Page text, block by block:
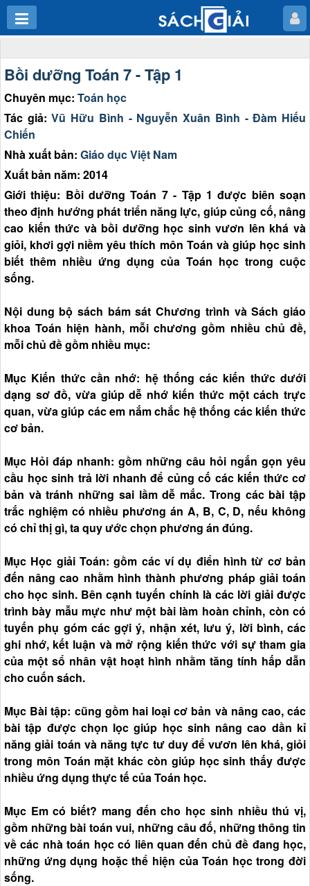
Bồi dưỡng Toán 7 - Tập 1
Chuyên mục: Toán học
Tác giả:Vũ Hữu Bình - Nguyễn Xuân Bình - Đàm Hiếu
Chiến
Nhà xuất bản: Giáo dục Việt Nam
Xuất bản năm: 2014
Giới thiệu: Bồi dưỡng Toán 7 - Tập 1 được biên soạn
theo định hướng phát triển năng lực, giúp củng cố, nâng
cao kiến thức và bồi dưỡng học sinh vươn lên khá và
giỏi, khơi gợi niềm yêu thích môn Toán và giúp học sinh
biết thêm nhiều ứng dụng của Toán học trong cuộc
sống.
Nội dung bộ sách bám sát Chương trình và Sách giáo
khoa Toán hiện hành, mỗi chương gồm nhiều chủ đề,
mỗi chủ đề gồm nhiều mục:
Mục Kiến thức cần nhớ: hệ thống các kiến thức dưới
dạng sơ đồ, vừa giúp dễ nhớ kiến thức một cách trực
quan, vừa giúp các em nắm chắc hệ thống các kiến thức
cơ bản.
Mục Hỏi đáp nhanh: gồm những câu hỏi ngắn gọn yêu
cầu học sinh trả lời nhanh để củng cố các kiến thức cơ
bản và tránh những sai lầm dễ mắc. Trong các bài tập
trắc nghiệm có nhiều phương án A, B, C, D, nếu không
có chỉ thị gì, ta quy ước chọn phương án đúng.
Mục Học giải Toán: gồm các ví dụ điển hình từ cơ bản
đến nâng cao nhằm hình thành phương pháp giải toán
cho học sinh. Bên cạnh tuyến chính là các lời giải được
trình bày mẫu mực như một bài làm hoàn chỉnh, còn có
tuyến phụ góm các gợi ý, nhận xét, lưu ý, lời bình, các
ghi nhớ, kết luận và mở rộng kiến thức với sự tham gia
của một sổ nhân vật hoạt hình nhằm tăng tính hấp dẫn
cho cuốn sách.
Mục Bài tập: cũng gồm hai loại cơ bản và nâng cao, các
bài tập được chọn lọc giúp học sinh nâng cao dần kỉ
năng giải toán và năng tực tư duy để vươn lên khá, giỏi
trong môn Toán mặt khác còn giúp học sinh thấy được
nhiều ứng dụng thực tế của Toán học.
Mục Em có biết? mang đến cho học sinh nhiều thú vị,
gồm những bài toán vui, những câu đố, những thông tin
về các nhà toán học có liên quan đến chủ đề đang học,
những ứng dụng hoặc thể hiện của Toán học trong đời
sống.